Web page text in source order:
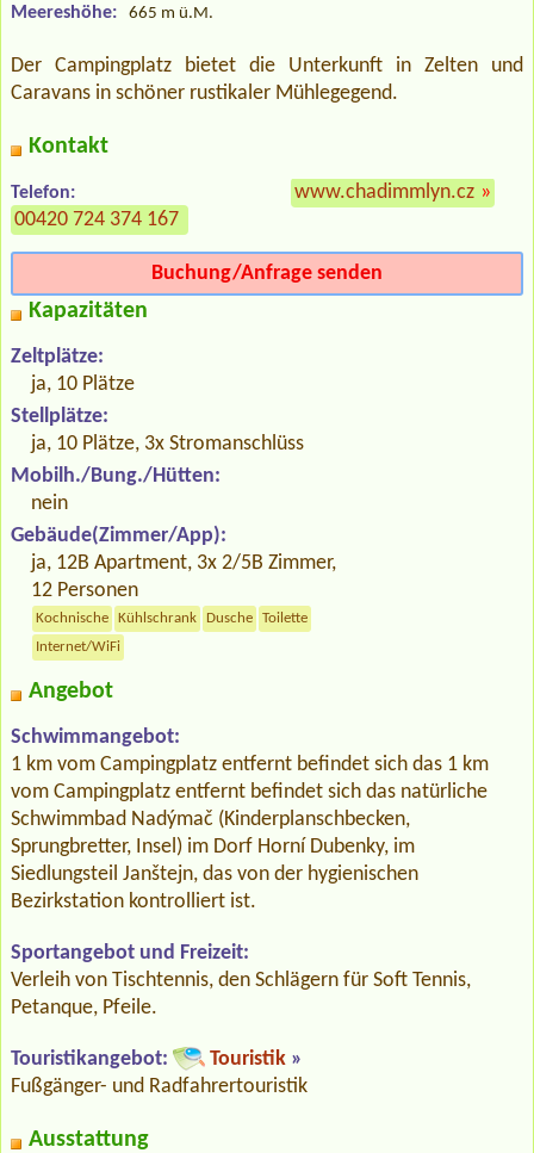
Meereshöhe: 665 m ü.M.
Der Campingplatz bietet die Unterkunft in Zelten und
Caravans in schöner rustikaler Mühlegegend.
Kontakt
Telefon:
00420 724 374 167
www.chadimmlyn.cz »
Buchung/Anfrage senden
Kapazitäten
Zeltplätze:
ja, 10 Plätze
Stellplätze:
ja, 10 Plätze, 3x Stromanschlüss
Mobilh./Bung./Hütten:
nein
Gebäude(Zimmer/App):
ja, 12B Apartment, 3x 2/5B Zimmer,
12 Personen
Kochnische Kühlschrank Dusche
Toilette
Internet/WiFi
Angebot
Schwimmangebot:
1 km vom Campingplatz entfernt befindet sich das 1 km
vom Campingplatz entfernt befindet sich das natürliche
Schwimmbad Nadýmač (Kinderplanschbecken,
Sprungbretter, Insel) im Dorf Horní Dubenky, im
Siedlungsteil Janštejn, das von der hygienischen
Bezirkstation kontrolliert ist.
Sportangebot und Freizeit:
Verleih von Tischtennis, den Schlägern für Soft Tennis,
Petanque, Pfeile.
Touristikangebot: Touristik »
Fußgänger- und Radfahrertouristik
Ausstattung